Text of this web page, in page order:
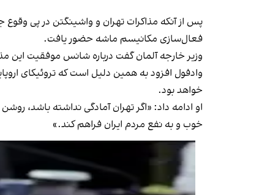
فعال‌سازی مکانیسم ماشه حضور یافت.
وزیر خارجه آلمان گفت درباره شانس موفقیت این
وادفول افزود به همین دلیل است که تروئیکای
خواهد بود.
او ادامه داد: «اگر تهران آمادگی نداشته باشد،
خوب و به نفع مردم ایران فراهم کند.»